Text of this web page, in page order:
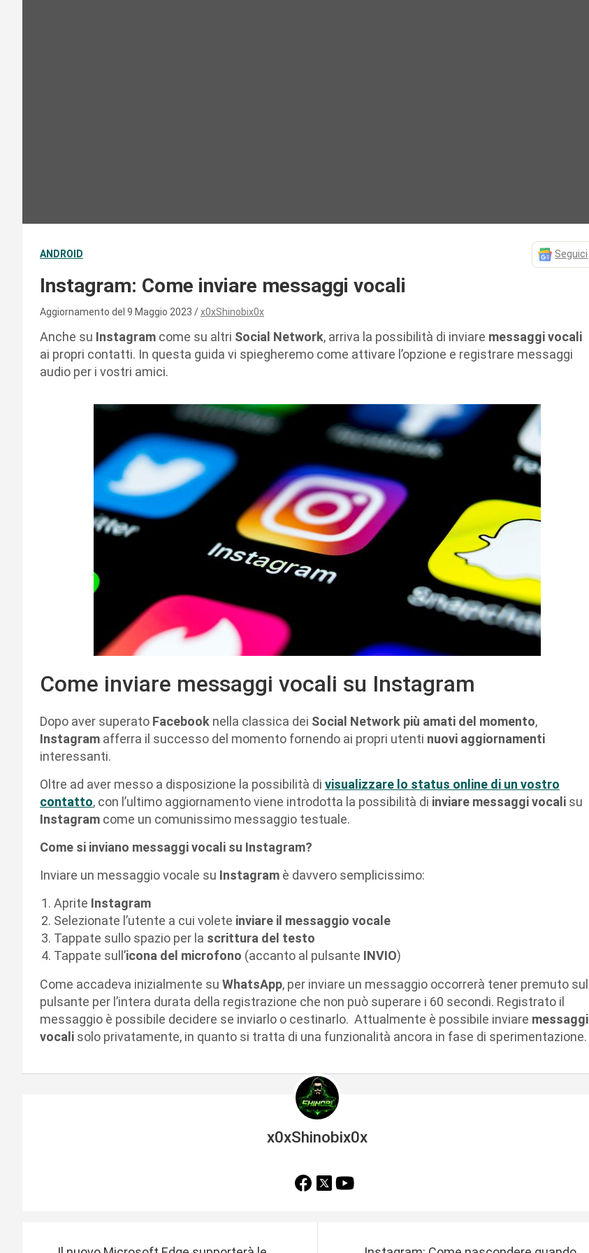
ANDROID Seguici
Instagram: Come inviare messaggi vocali
Aggiornamento del 9 Maggio 2023 x0xShinobix0x
Anche su Instagram come su altri Social Network, arriva la possibilità di inviare messaggi vocali
ai propri contatti. In questa guida vi spiegheremo come attivare l’opzione e registrare messaggi
audio per i vostri amici.
Come inviare messaggi vocali su Instagram
Dopo aver superato Facebook nella classica dei Social Network più amati del momento,
Instagram afferra il successo del momento fornendo ai propri utenti nuovi aggiornamenti
interessanti.
Oltre ad aver messo a disposizione la possibilità di visualizzare lo status online di un vostro
contatto, con l’ultimo aggiornamento viene introdotta la possibilità di inviare messaggi vocali su
Instagram come un comunissimo messaggio testuale.
Come si inviano messaggi vocali su Instagram?
Inviare un messaggio vocale su Instagram è davvero semplicissimo:
Aprite Instagram
Selezionate l’utente a cui volete inviare il messaggio vocale
Tappate sullo spazio per la scrittura del testo
Tappate sull’icona del microfono (accanto al pulsante INVIO)
Come accadeva inizialmente su WhatsApp, per inviare un messaggio occorrerà tener premuto sul
pulsante per l’intera durata della registrazione che non può superare i 60 secondi. Registrato il
messaggio è possibile decidere se inviarlo o cestinarlo. Attualmente è possibile inviare messaggi
vocali solo privatamente, in quanto si tratta di una funzionalità ancora in fase di sperimentazione.
x0xShinobix0x